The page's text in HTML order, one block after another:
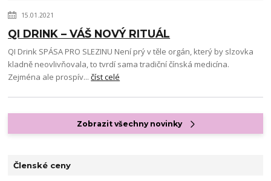
15.01.2021
QI DRINK – VÁŠ NOVÝ RITUÁL
QI Drink SPÁSA PRO SLEZINU Není prý v těle orgán, který by slzovka
kladně neovlivňovala, to tvrdí sama tradiční čínská medicína.
Zejména ale prospív...číst celé
Zobrazit všechny novinky
Členské ceny